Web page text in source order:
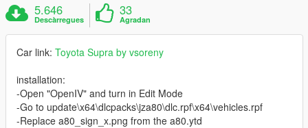
5.646
Descàrregues
33
Agradan
Car link: Toyota Supra by vsoreny
installation:
-Open "OpenIV" and turn in Edit Mode
-Go to update\x64\dlcpacks\jza80\dlc.rpf\x64\vehicles.rpf
-Replace a80_sign_x.png from the a80.ytd